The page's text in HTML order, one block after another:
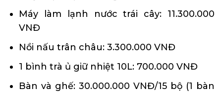
Máy làm lạnh nước trái cây: 11.300.000
VNĐ
Nồi nấu trân châu: 3.300.000 VNĐ
1 bình trà ủ giữ nhiệt 10L: 700.000 VNĐ
Bàn và ghế: 30.000.000 VNĐ/15 bộ (1 bàn